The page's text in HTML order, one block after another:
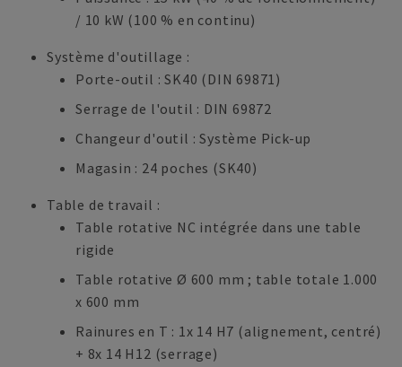
/ 10 kW (100 % en continu)
Système d'outillage :
Porte-outil : SK40 (DIN 69871)
Serrage de l'outil : DIN 69872
Changeur d'outil : Système Pick-up
Magasin : 24 poches (SK40)
Table de travail :
Table rotative NC intégrée dans une table
rigide
Table rotative Ø 600 mm ; table totale 1.000
x 600 mm
Rainures en T : 1x 14 H7 (alignement, centré)
+ 8x 14 H12 (serrage)